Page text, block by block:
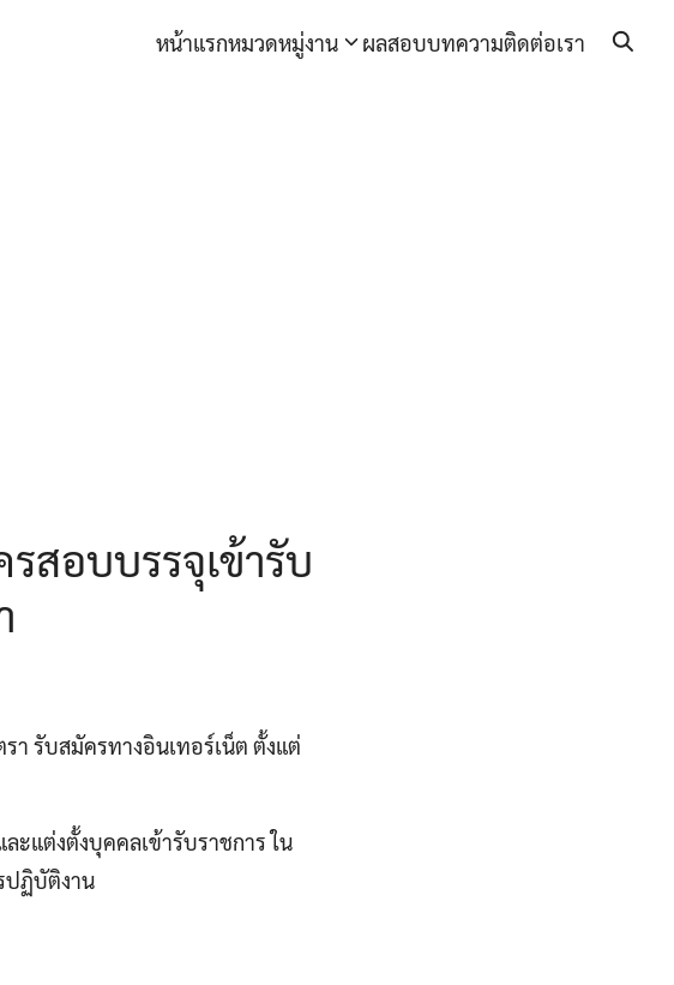
หน้าแรกหมวดหมู่งาน ผลสอบบทความติดต่อเรา
สอบบรรจุเข้ารับ
า รับสมัครทางอินเทอร์เน็ต ตั้งแต่
แต่งตั้งบุคคลเข้ารับราชการ ใน
ปฏิบัติงาน